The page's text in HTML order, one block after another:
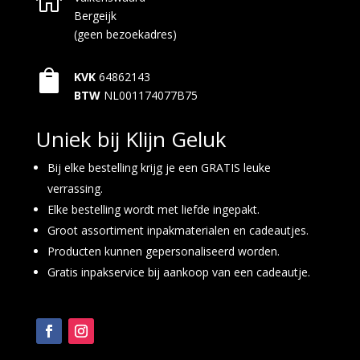
Bergeijk
(geen bezoekadres)
 KVK 64862143
BTW NL001174077B75
Uniek bij Klijn Geluk
Bij elke bestelling krijg je een GRATIS leuke
verrassing.
Elke bestelling wordt met liefde ingepakt.
Groot assortiment inpakmaterialen en cadeautjes.
Producten kunnen gepersonaliseerd worden.
Gratis inpakservice bij aankoop van een cadeautje.